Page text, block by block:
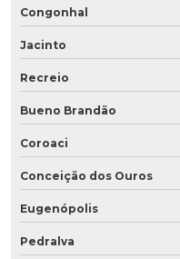
Congonhal
Jacinto
Recreio
Bueno Brandão
Coroaci
Conceição dos Ouros
Eugenópolis
Pedralva